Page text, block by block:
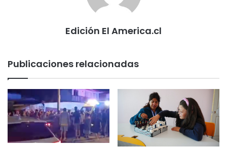
Edición El America.cl
Publicaciones relacionadas